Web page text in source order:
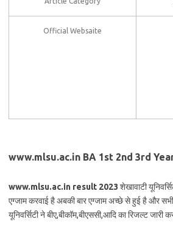
Official Websaite
www.mlsu.ac.in BA 1st 2nd 3rd
www.mlsu.ac.in result 2023 शेखावाटी
एग्जाम करवाई है अबकी बार एग्जाम अच्छे से हुई है और
यूनिवर्सिटी ने बीए,बीकॉम,बीएससी,आदि का रिजल्ट जारी